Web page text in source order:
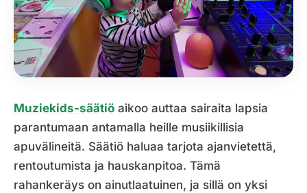
Muziekids-säätiö aikoo auttaa sairaita lapsia
parantumaan antamalla heille musiikillisia
apuvälineitä. Säätiö haluaa tarjota ajanvietettä,
rentoutumista ja hauskanpitoa. Tämä
rahankeräys on ainutlaatuinen, ja sillä on yksi